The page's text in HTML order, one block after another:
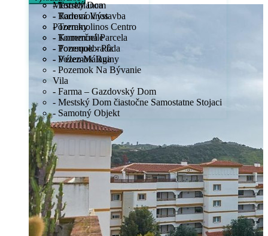
Mestský Dom
- Radová Výstavba
Pozemky
- Komerčná Parcela
- Pozemok - Pôda
- Pozemok Ruiny
- Pozemok Na Bývanie
Vila
- Farma – Gazdovský Dom
- Mestský Dom čiastočne Samostatne Stojaci
- Samotný Objekt
- Torreblanca
- Torremolinos
- Torremolinos Centro
- Torremuelle
- Torrequebrada
- Vélez-Málaga